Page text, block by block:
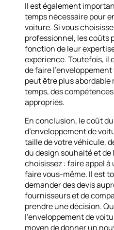
Il est également
temps nécessaire pour
voiture. Si vous
professionnel, les coûts
fonction de leur
expérience. Toutefois, il
de faire
peut être plus abordable
temps, des
appropriés.
En conclusion, le coût
d’enveloppement de
taille de votre véhicule,
du design souhaité et de
choisissez : faire appel
faire vous-même. Il est
demander des devis
fournisseurs et de
prendre une décision.
l’enveloppement de
moyen de donner un